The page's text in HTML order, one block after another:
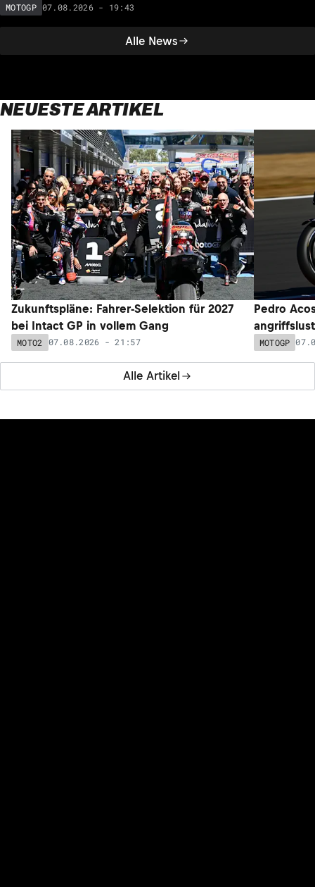
Alle News
MOTOGP 07.08.2026 - 19:43
NEUESTE ARTIKEL
Alle Artikel
Zukunftspläne: Fahrer-Selektion für 2027
bei Intact GP in vollem Gang
MOTO2 07.08.2026 - 21:57
Pedro
MOTOGP